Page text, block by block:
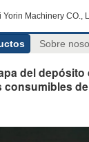
Yorin Machinery CO.,
Sobre
del
consumibles